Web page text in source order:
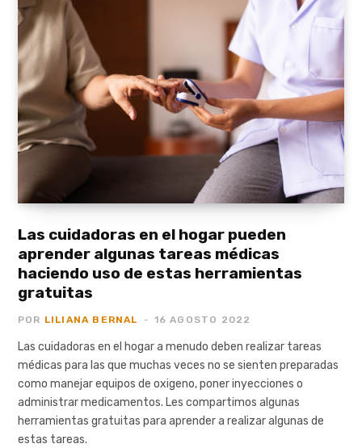
Las cuidadoras en el hogar pueden
aprender algunas tareas médicas
haciendo uso de estas herramientas
gratuitas
POR LILIANA BERNAL 16 AGOSTO 2022
Las cuidadoras en el hogar a menudo deben realizar tareas
médicas para las que muchas veces no se sienten preparadas
como manejar equipos de oxigeno, poner inyecciones o
administrar medicamentos. Les compartimos algunas
herramientas gratuitas para aprender a realizar algunas de
estas tareas.